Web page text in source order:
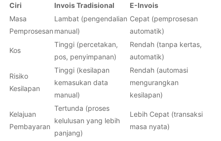
Ciri Invois Tradisional
E-Invois
Masa
Pemprosesan
Lambat (pengendalian
manual)
Cepat (pemprosesan
automatik)
Kos
Tinggi (percetakan,
pos, penyimpanan)
Rendah (tanpa kertas,
automatik)
Risiko
Kesilapan
Tinggi (kesilapan
kemasukan data
manual)
Rendah (automasi
mengurangkan
kesilapan)
Kelajuan
Pembayaran
Tertunda (proses
kelulusan yang lebih
panjang)
Lebih Cepat (transaksi
masa nyata)